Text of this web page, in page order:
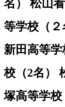
名） 松山
等学校（２
新田高等
校（2名）
塚高等学校